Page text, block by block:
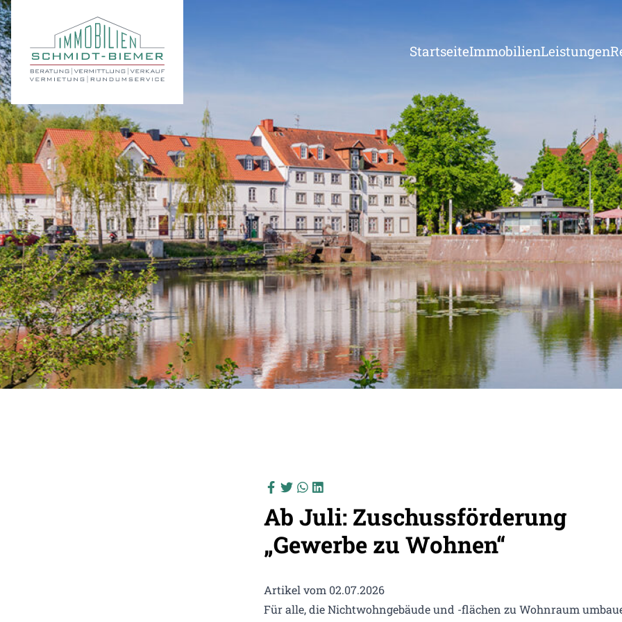
StartseiteImmobilienLeistungen
Ab Juli: Zuschussförderung
„Gewerbe zu Wohnen“
Artikel vom 02.07.2026
Für alle, die Nichtwohngebäude und -flächen zu Wohnraum